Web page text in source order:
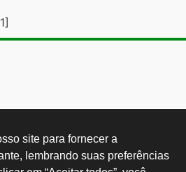
11 3874-0040
site para fornecer a
lembrando suas preferências